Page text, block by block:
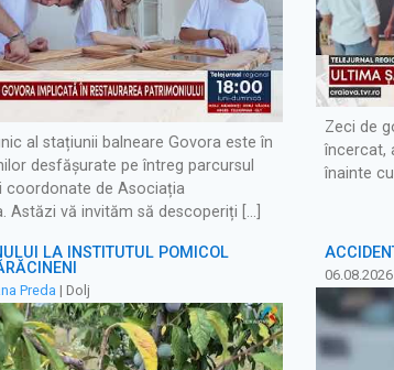
al stațiunii balneare Govora este în
desfășurate pe întreg parcursul
coordonate de Asociația
Astăzi vă invităm să descoperiți […]
Zeci de
încercat,
înainte
LA INSTITUTUL POMICOL
Preda | Dolj
06.08.2026